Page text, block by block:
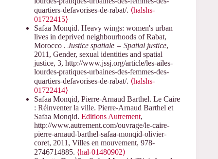
quartiers-defavorises-de-rabat/. ⟨halshs-
01722415⟩
Safaa Monqid. Heavy wings: women's urban
lives in deprived neighbourhoods of Rabat,
Morocco . Justice spatiale = Spatial justice,
2011, Gender, sexual identities and spatial
justice, 3, http://www.jssj.org/article/les-ailes-
lourdes-pratiques-urbaines-des-femmes-des-
quartiers-defavorises-de-rabat/. ⟨halshs-
01722414⟩
Safaa Monqid, Pierre-Arnaud Barthel. Le Caire
: Réinventer la ville. Pierre-Arnaud Barthel et
Safaa Monqid. Editions Autrement,
http://www.autrement.com/ouvrage/le-caire-
pierre-arnaud-barthel-safaa-monqid-olivier-
coret, 2011, Villes en mouvement, 978-
2746714885. ⟨hal-01480902⟩